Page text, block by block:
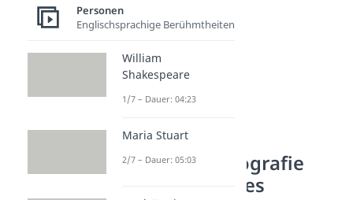
Novalis – Die Biografie
des jungen Genies
Personen
Englischsprachige Berühmtheiten
William
Shakespeare
1/7 – Dauer: 04:23
Maria Stuart
2/7 – Dauer: 05:03